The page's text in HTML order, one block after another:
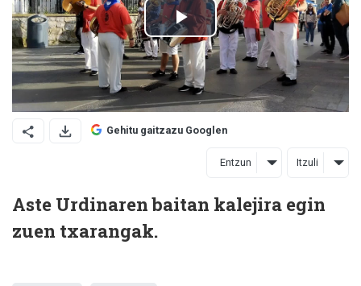
Gehitu gaitzazu Googlen
Entzun Itzuli
Aste Urdinaren baitan kalejira egin
zuen txarangak.